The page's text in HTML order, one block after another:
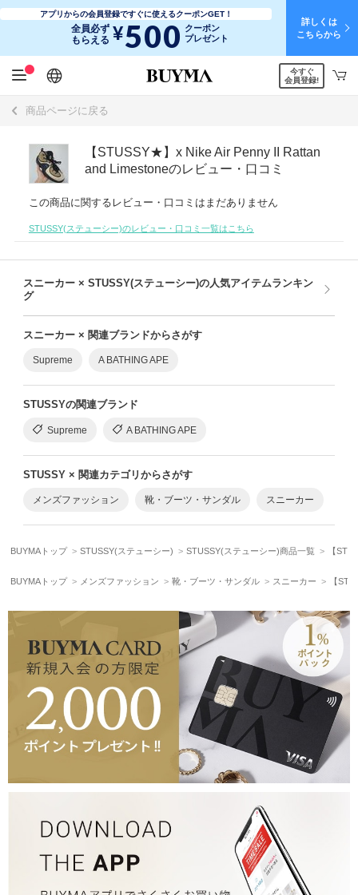
アプリからの会員登録ですぐに使えるクーポンGET！
全員必ず
もらえる ¥500 クーポン
プレゼント
詳しくは
こちらから
日本語
English
简体中文
繁體中文
今すぐ
会員登録!
商品ページに戻る
【STUSSY★】x Nike Air Penny II Rattan
and Limestoneのレビュー・口コミ
この商品に関するレビュー・口コミはまだありません
STUSSY(ステューシー)のレビュー・口コミ一覧はこちら
スニーカー × STUSSY(ステューシー)の人気アイテムランキン
グ
スニーカー × 関連ブランドからさがす
Supreme A BATHING APE
STUSSYの関連ブランド
Supreme A BATHING APE
STUSSY × 関連カテゴリからさがす
メンズファッション 靴・ブーツ・サンダル スニーカー
BUYMAトップ STUSSY(ステューシー) STUSSY(ステューシー)商品一覧 【
BUYMAトップ メンズファッション 靴・ブーツ・サンダル スニーカー 【